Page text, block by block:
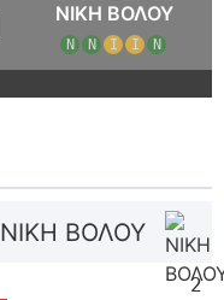
ΝΙΚΗ ΒΟΛΟΥ
Ν Ν Ι Ι Ν
ΝΙΚΗ ΒΟΛΟΥ
2